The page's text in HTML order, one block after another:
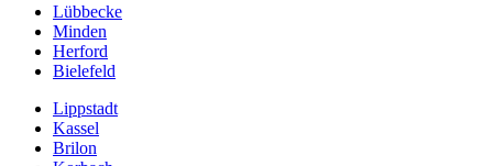
Lübbecke
Minden
Herford
Bielefeld
Lippstadt
Kassel
Brilon